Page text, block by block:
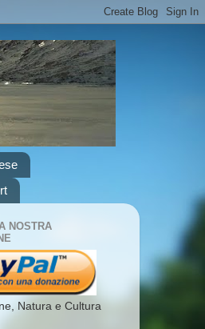
NOSTRA
Natura e Cultura